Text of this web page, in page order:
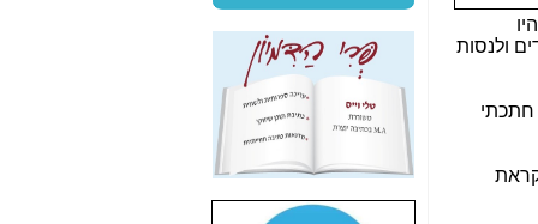
ולנסות
חתכתי
"יש אפליה בחקירה"?
חשיפה: למה השר
משה כחלון לא נחקר
עד היום? -
כאן
חשיפת חשד לשחיתות
הדומה לזו של "תיק
הסלולר -כאן